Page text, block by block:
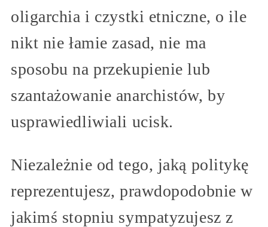
oligarchia i czystki etniczne, o ile
nikt nie łamie zasad, nie ma
sposobu na przekupienie lub
szantażowanie anarchistów, by
usprawiedliwiali ucisk.
Niezależnie od tego, jaką politykę
reprezentujesz, prawdopodobnie w
jakimś stopniu sympatyzujesz z